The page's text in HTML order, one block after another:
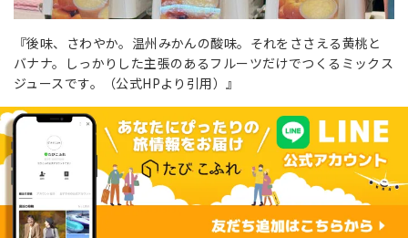
『後味、さわやか。温州みかんの酸味。それをささえる黄桃と
バナナ。しっかりした主張のあるフルーツだけでつくるミックス
ジュースです。（公式HPより引用）』